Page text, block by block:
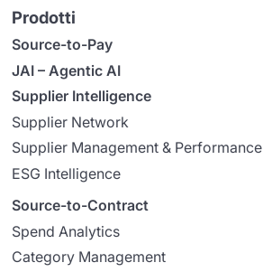
Prodotti
Source-to-Pay
JAI – Agentic AI
Supplier Intelligence
Supplier Network
Supplier Management & Performance
ESG Intelligence
Source-to-Contract
Spend Analytics
Category Management